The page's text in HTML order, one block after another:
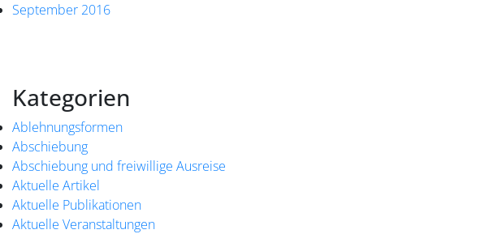
September 2016
Kategorien
Ablehnungsformen
Abschiebung
Abschiebung und freiwillige Ausreise
Aktuelle Artikel
Aktuelle Publikationen
Aktuelle Veranstaltungen